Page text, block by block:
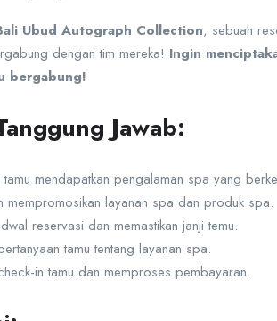
Ubud Autograph Collection, sebuah
dengan tim mereka! Ingin
bergabung!
Jawab:
tamu mendapatkan pengalaman spa yang
mempromosikan layanan spa dan produk spa.
reservasi dan memastikan janji temu.
tamu tentang layanan spa.
in tamu dan memproses pembayaran.